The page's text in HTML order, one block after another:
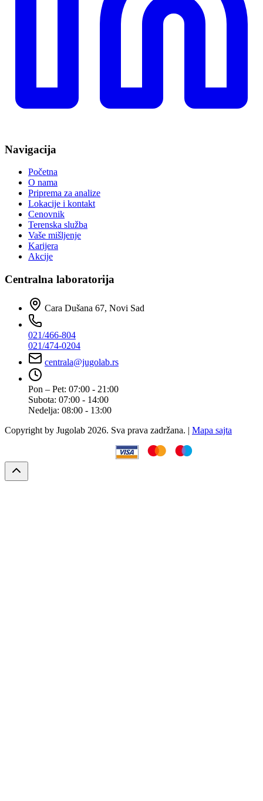
Navigacija
Početna
O nama
Priprema za analize
Lokacije i kontakt
Cenovnik
Terenska služba
Vaše mišljenje
Karijera
Akcije
Centralna laboratorija
Cara Dušana 67, Novi Sad
021/466-804
021/474-0204
centrala@jugolab.rs
Pon – Pet: 07:00 - 21:00
Subota: 07:00 - 14:00
Nedelja: 08:00 - 13:00
Copyright by Jugolab 2026. Sva prava zadržana. | Mapa sajta